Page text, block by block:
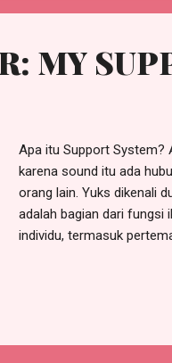
jiwa antara lain depresi,
MY
Apa itu Support System?
karena sound itu ada
orang lain. Yuks dikenali
adalah bagian dari fungsi
individu, termasuk
yang positif. Lalu, bila
sebagai dukungan dari